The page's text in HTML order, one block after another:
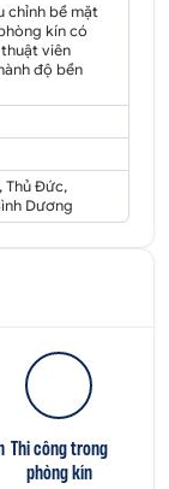
chỉnh bề mặt
kín có
viên
độ bền
Thủ Đức,
Dương
Thi công trong
phòng kín